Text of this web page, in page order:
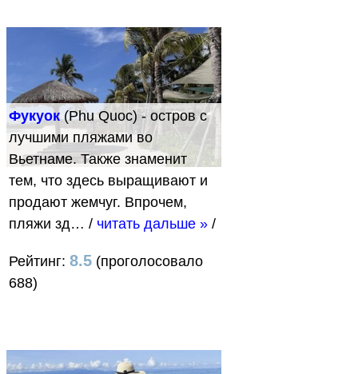
Фукуок(Phu Quoc) - остров с
лучшими пляжами во
Вьетнаме. Также знаменит
тем, что здесь выращивают и
продают жемчуг. Впрочем,
пляжи зд… / читать дальше » /
Рейтинг: 8.5 (проголосовало
688)